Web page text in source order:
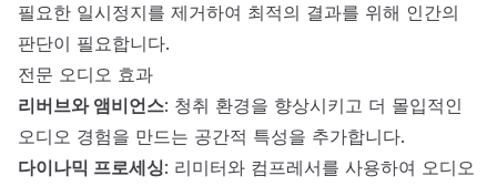
필요한 일시정지를 제거하여 최적의 결과를 위해 인간의
판단이 필요합니다.
전문 오디오 효과
리버브와 앰비언스: 청취 환경을 향상시키고 더 몰입적인
오디오 경험을 만드는 공간적 특성을 추가합니다.
다이나믹 프로세싱: 리미터와 컴프레서를 사용하여 오디오